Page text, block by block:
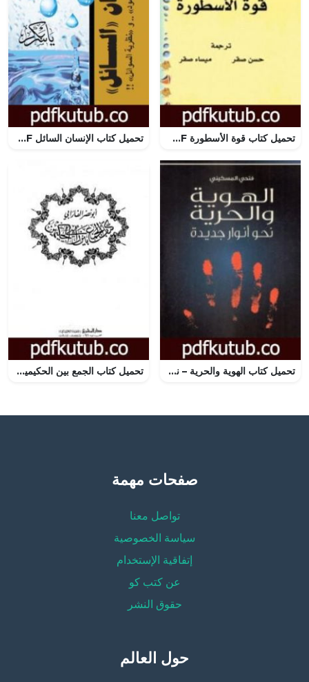
تحميل كتاب قوة الأسطورة PDF تأليف جوزيف كامبل مجانا [كامل] تحميل كتاب الإنسان السائل PDF تأليف ياسر بكر مجانا [كامل]
تحميل كتاب الهوية والحرية – نحو أنوار جديدة PDF تأليف فتحي المسكيني مجانا [كامل] تحميل كتاب الجمع بين الحكيمين PDF تأليف الفارابي مجانا [كامل]
صفحات مهمة
تواصل معنا
سياسة الخصوصية
إتفاقية الإستخدام
عن كتب كو
حقوق النشر
حول العالم